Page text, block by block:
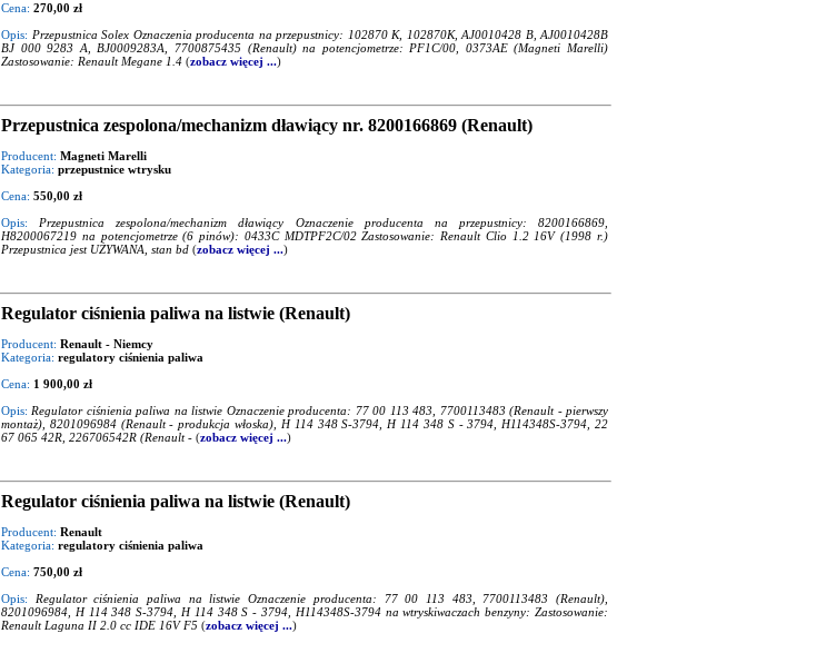
Cena: 270,00 zł
Opis: Przepustnica Solex Oznaczenia producenta na przepustnicy: 102870 K, 102870K, AJ0010428 B, AJ0010428B
BJ 000 9283 A, BJ0009283A, 7700875435 (Renault) na potencjometrze: PF1C/00, 0373AE (Magneti Marelli)
Zastosowanie: Renault Megane 1.4 (zobacz więcej ...)
Przepustnica zespolona/mechanizm dławiący nr. 8200166869 (Renault)
Producent: Magneti Marelli
Kategoria: przepustnice wtrysku
Cena: 550,00 zł
Opis:
Przepustnica zespolona/mechanizm dławiący Oznaczenie producenta na przepustnicy: 8200166869,
H8200067219 na potencjometrze (6 pinów): 0433C MDTPF2C/02 Zastosowanie: Renault Clio 1.2 16V (1998 r.)
Przepustnica jest UŻYWANA, stan bd (zobacz więcej ...)
Regulator ciśnienia paliwa na listwie (Renault)
Producent: Renault - Niemcy
Kategoria: regulatory ciśnienia paliwa
Cena: 1 900,00 zł
Opis: Regulator ciśnienia paliwa na listwie Oznaczenie producenta: 77 00 113 483, 7700113483 (Renault - pierwszy
montaż), 8201096984 (Renault - produkcja włoska), H 114 348 S-3794, H 114 348 S - 3794, H114348S-3794, 22
67 065 42R, 226706542R (Renault - (zobacz więcej ...)
Regulator ciśnienia paliwa na listwie (Renault)
Producent: Renault
Kategoria: regulatory ciśnienia paliwa
Cena: 750,00 zł
Opis:
Regulator ciśnienia paliwa na listwie Oznaczenie producenta: 77 00 113 483, 7700113483 (Renault),
8201096984, H 114 348 S-3794, H 114 348 S - 3794, H114348S-3794 na wtryskiwaczach benzyny: Zastosowanie:
Renault Laguna II 2.0 cc IDE 16V F5 (zobacz więcej ...)